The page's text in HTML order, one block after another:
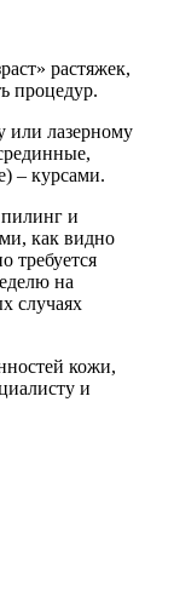
растяжек,
процедур.
или лазерному
– курсами.
и
как видно
требуется
на
случаях
кожи,
и